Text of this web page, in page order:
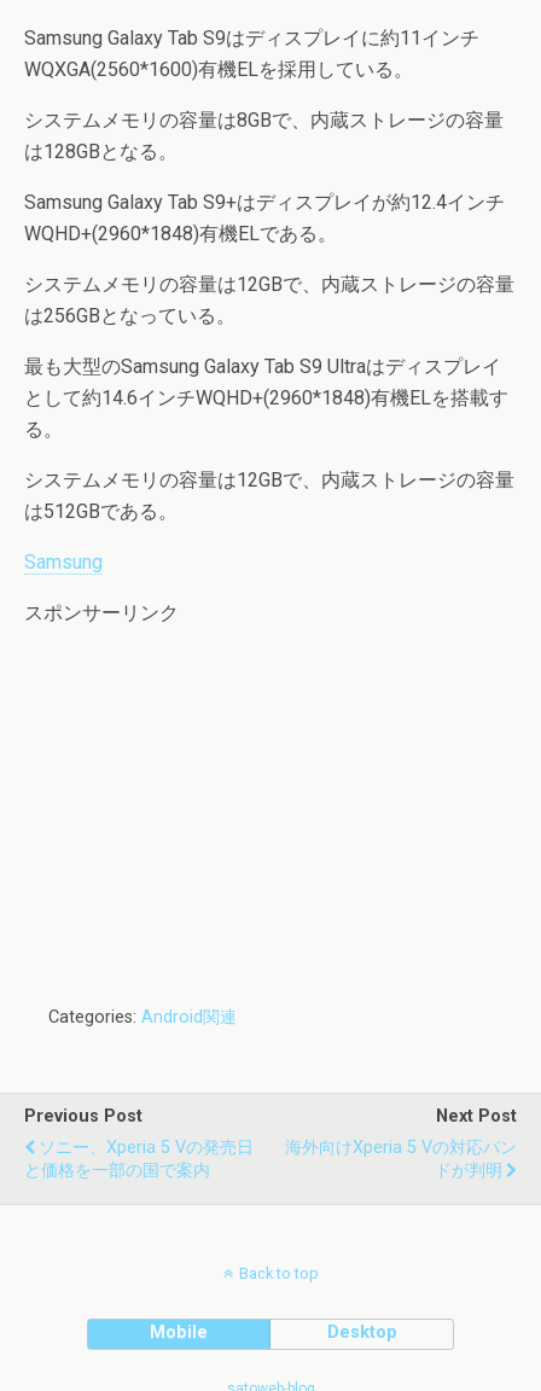
Samsung Galaxy Tab S9はディスプレイに約11インチ
WQXGA(2560*1600)有機ELを採用している。
システムメモリの容量は8GBで、内蔵ストレージの容量
は128GBとなる。
Samsung Galaxy Tab S9+はディスプレイが約12.4インチ
WQHD+(2960*1848)有機ELである。
システムメモリの容量は12GBで、内蔵ストレージの容量
は256GBとなっている。
最も大型のSamsung Galaxy Tab S9 Ultraはディスプレイ
として約14.6インチWQHD+(2960*1848)有機ELを搭載す
る。
システムメモリの容量は12GBで、内蔵ストレージの容量
は512GBである。
Samsung
スポンサーリンク
Categories: Android関連
Previous Post
ソニー、Xperia 5 Vの発売日
と価格を一部の国で案内
Next Post
海外向けXperia 5 Vの対応バン
ドが判明
Back to top
Mobile Desktop